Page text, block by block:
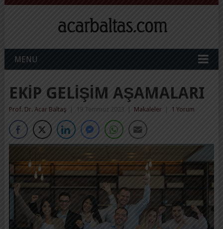
MENU
EKIP GELIŞIM AŞAMALARI
Prof. Dr. Acar Baltaş 19 Temmuz 2023 Makaleler 1 Yorum